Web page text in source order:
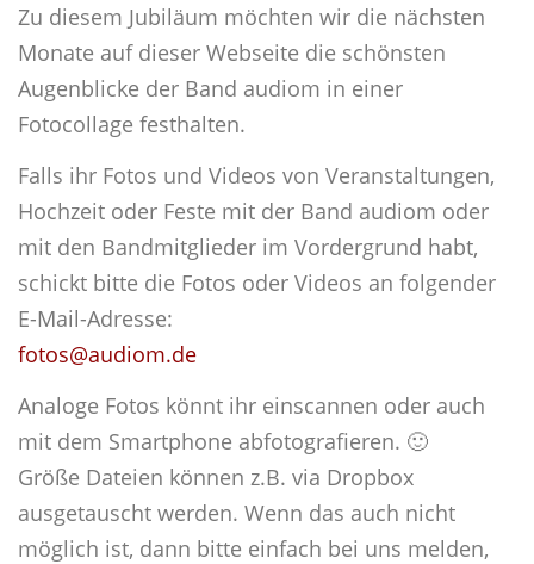
Zu diesem Jubiläum möchten wir die nächsten
Monate auf dieser Webseite die schönsten
Augenblicke der Band audiom in einer
Fotocollage festhalten.
Falls ihr Fotos und Videos von Veranstaltungen,
Hochzeit oder Feste mit der Band audiom oder
mit den Bandmitglieder im Vordergrund habt,
schickt bitte die Fotos oder Videos an folgender
E-Mail-Adresse:
fotos@audiom.de
Analoge Fotos könnt ihr einscannen oder auch
mit dem Smartphone abfotografieren. 🙂
Größe Dateien können z.B. via Dropbox
ausgetauscht werden. Wenn das auch nicht
möglich ist, dann bitte einfach bei uns melden,